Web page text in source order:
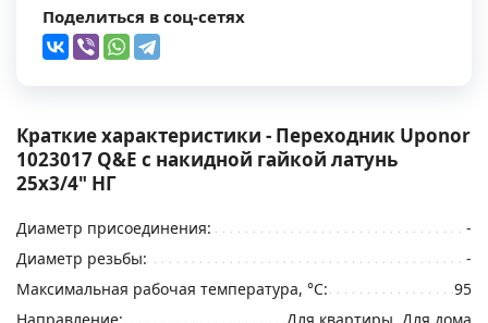
Поделиться в соц-сетях
Краткие характеристики - Переходник Uponor
1023017 Q&E с накидной гайкой латунь
25x3/4" НГ
Диаметр присоединения:
-
Диаметр резьбы:
-
Максимальная рабочая температура, °С:
95